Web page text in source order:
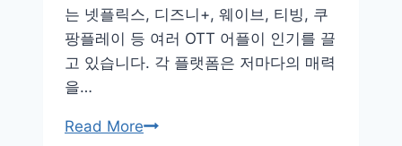
는 넷플릭스, 디즈니+, 웨이브, 티빙, 쿠
팡플레이 등 여러 OTT 어플이 인기를 끌
고 있습니다. 각 플랫폼은 저마다의 매력
을…
Read MoreOTT